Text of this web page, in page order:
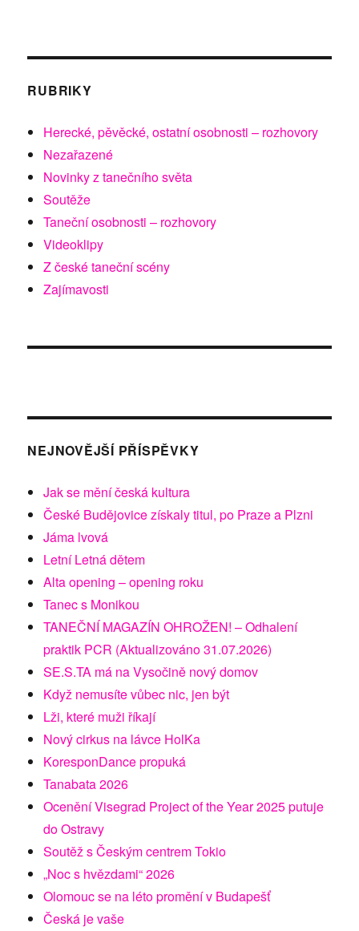
RUBRIKY
Herecké, pěvěcké, ostatní osobnosti – rozhovory
Nezařazené
Novinky z tanečního světa
Soutěže
Taneční osobnosti – rozhovory
Videoklipy
Z české taneční scény
Zajímavosti
NEJNOVĚJŠÍ PŘÍSPĚVKY
Jak se mění česká kultura
České Budějovice získaly titul, po Praze a Plzni
Jáma lvová
Letní Letná dětem
Alta opening – opening roku
Tanec s Monikou
TANEČNÍ MAGAZÍN OHROŽEN! – Odhalení
praktik PCR (Aktualizováno 31.07.2026)
SE.S.TA má na Vysočině nový domov
Když nemusíte vůbec nic, jen být
Lži, které muži říkají
Nový cirkus na lávce HolKa
KoresponDance propuká
Tanabata 2026
Ocenění Visegrad Project of the Year 2025 putuje
do Ostravy
Soutěž s Českým centrem Tokio
„Noc s hvězdami“ 2026
Olomouc se na léto promění v Budapešť
Česká je vaše